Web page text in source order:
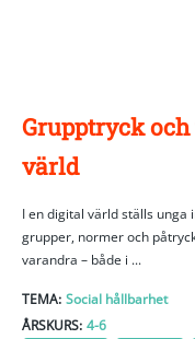
Grupptryck
värld
I en digital värld ställs
grupper, normer och
varandra – både i ...
TEMA: Social hållbarhet
ÅRSKURS: 4-6